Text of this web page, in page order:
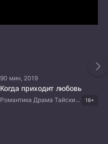
90 мин, 2019
Когда приходит любовь
Романтика Драма Тайские дорамы 18+